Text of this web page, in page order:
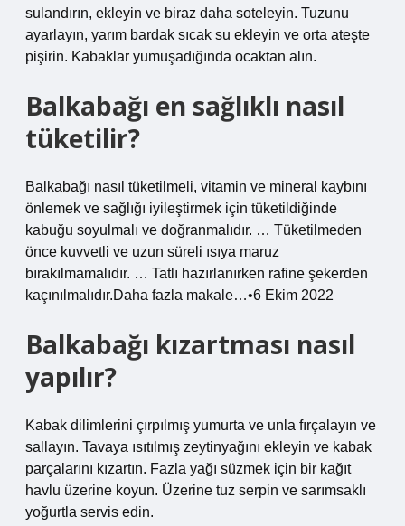
sulandırın, ekleyin ve biraz daha soteleyin. Tuzunu
ayarlayın, yarım bardak sıcak su ekleyin ve orta ateşte
pişirin. Kabaklar yumuşadığında ocaktan alın.
Balkabağı en sağlıklı nasıl
tüketilir?
Balkabağı nasıl tüketilmeli, vitamin ve mineral kaybını
önlemek ve sağlığı iyileştirmek için tüketildiğinde
kabuğu soyulmalı ve doğranmalıdır. … Tüketilmeden
önce kuvvetli ve uzun süreli ısıya maruz
bırakılmamalıdır. … Tatlı hazırlanırken rafine şekerden
kaçınılmalıdır.Daha fazla makale…•6 Ekim 2022
Balkabağı kızartması nasıl
yapılır?
Kabak dilimlerini çırpılmış yumurta ve unla fırçalayın ve
sallayın. Tavaya ısıtılmış zeytinyağını ekleyin ve kabak
parçalarını kızartın. Fazla yağı süzmek için bir kağıt
havlu üzerine koyun. Üzerine tuz serpin ve sarımsaklı
yoğurtla servis edin.